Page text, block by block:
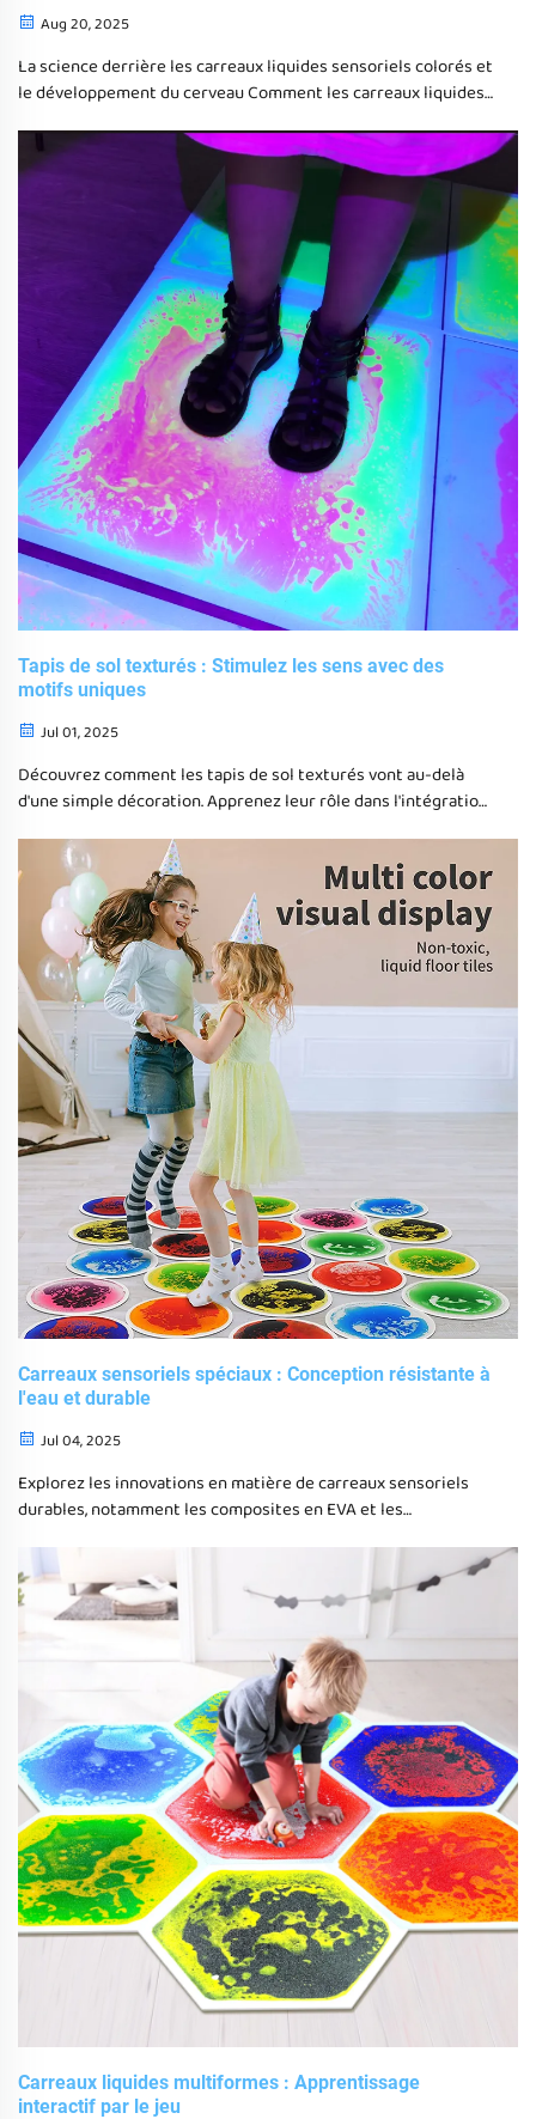
Aug 20, 2025
La science derrière les carreaux liquides sensoriels colorés et
le développement du cerveau Comment les carreaux liquides
la petite enfance Ces carreaux sensoriels colorés remplis de
liquide créent un moyen amusant pour les plus petits
Tapis de sol texturés : Stimulez les sens avec des
motifs uniques
Jul 01, 2025
Découvrez comment les tapis de sol texturés vont au-delà
d'une simple décoration. Apprenez leur rôle dans l'intégration
que les avantages de matériaux et motifs variés pour
améliorer l'engagement tactile et visuel.
Carreaux sensoriels spéciaux : Conception résistante à
l'eau et durable
Jul 04, 2025
Explorez les innovations en matière de carreaux sensoriels
durables, notamment les composites en EVA et les
offrent une grande polyvalence d'utilisation, en particulier
dans le soutien à l'autisme et les conceptions adaptées aux
jeunes enfants.
Carreaux liquides multiformes : Apprentissage
interactif par le jeu